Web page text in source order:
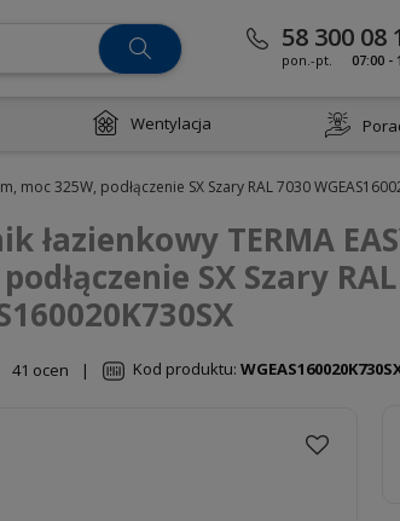
58 300 08
pon.-pt. 07:00 -
Wentylacja
moc 325W, podłączenie SX Szary RAL 7030
łazienkowy TERMA
SX Szary
41 ocen | Kod produktu: